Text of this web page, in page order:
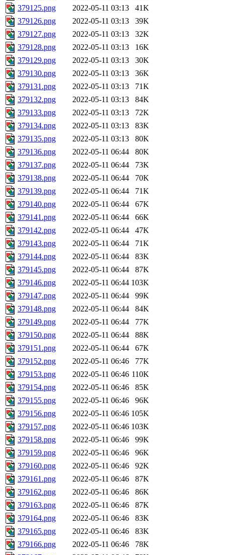
379125.png
2022-05-11 03:13
41K
379126.png
2022-05-11 03:13
39K
379127.png
2022-05-11 03:13
32K
379128.png
2022-05-11 03:13
16K
379129.png
2022-05-11 03:13
30K
379130.png
2022-05-11 03:13
36K
379131.png
2022-05-11 03:13
71K
379132.png
2022-05-11 03:13
84K
379133.png
2022-05-11 03:13
72K
379134.png
2022-05-11 03:13
83K
379135.png
2022-05-11 03:13
80K
379136.png
2022-05-11 06:44
80K
379137.png
2022-05-11 06:44
73K
379138.png
2022-05-11 06:44
70K
379139.png
2022-05-11 06:44
71K
379140.png
2022-05-11 06:44
67K
379141.png
2022-05-11 06:44
66K
379142.png
2022-05-11 06:44
47K
379143.png
2022-05-11 06:44
71K
379144.png
2022-05-11 06:44
83K
379145.png
2022-05-11 06:44
87K
379146.png
2022-05-11 06:44 103K
379147.png
2022-05-11 06:44
99K
379148.png
2022-05-11 06:44
84K
379149.png
2022-05-11 06:44
77K
379150.png
2022-05-11 06:44
88K
379151.png
2022-05-11 06:44
67K
379152.png
2022-05-11 06:46
77K
379153.png
2022-05-11 06:46 110K
379154.png
2022-05-11 06:46
85K
379155.png
2022-05-11 06:46
96K
379156.png
2022-05-11 06:46 105K
379157.png
2022-05-11 06:46 103K
379158.png
2022-05-11 06:46
99K
379159.png
2022-05-11 06:46
96K
379160.png
2022-05-11 06:46
92K
379161.png
2022-05-11 06:46
87K
379162.png
2022-05-11 06:46
86K
379163.png
2022-05-11 06:46
87K
379164.png
2022-05-11 06:46
83K
379165.png
2022-05-11 06:46
83K
379166.png
2022-05-11 06:46
78K